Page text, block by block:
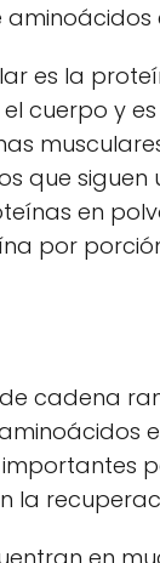
es la
cuerpo y
que
en
por
cadena
la